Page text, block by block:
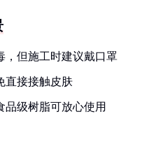
，但施工时建议戴口罩
直接接触皮肤
品级树脂可放心使用